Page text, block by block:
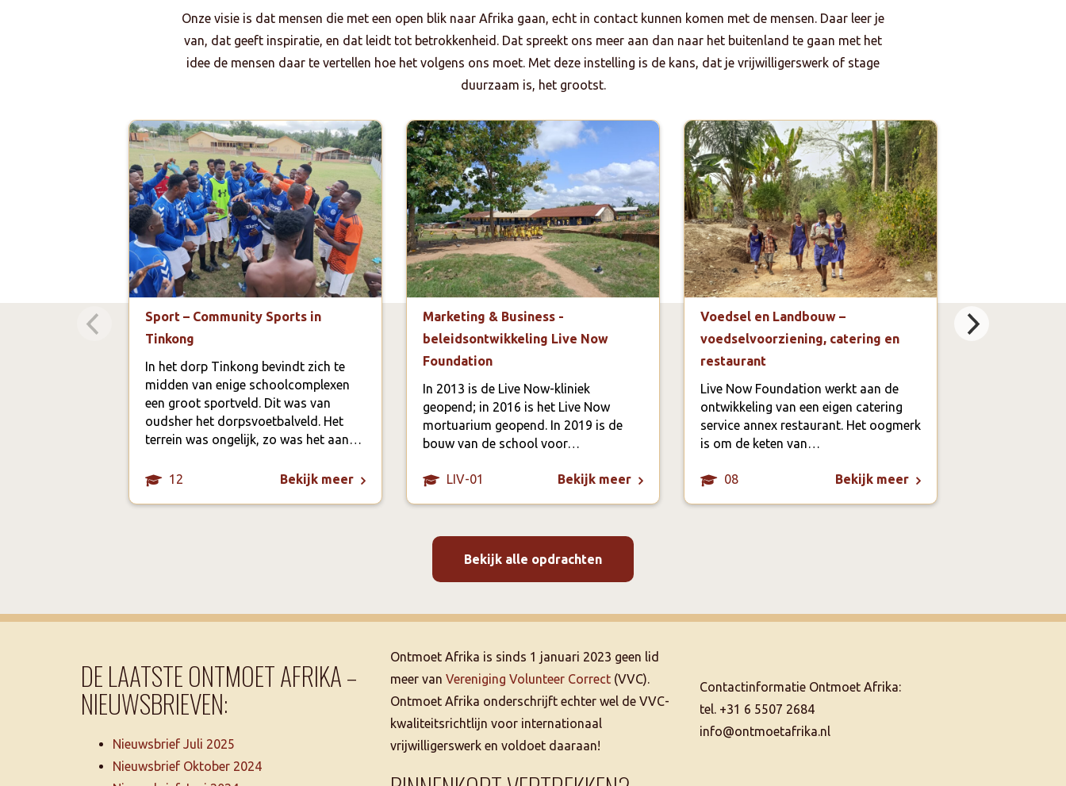
Onze visie is dat mensen die met een open blik naar Afrika gaan, echt in contact kunnen komen met de mensen. Daar leer je
van, dat geeft inspiratie, en dat leidt tot betrokkenheid. Dat spreekt ons meer aan dan naar het buitenland te gaan met het
idee de mensen daar te vertellen hoe het volgens ons moet. Met deze instelling is de kans, dat je vrijwilligerswerk of stage
duurzaam is, het grootst.
Sport – Community Sports in
Tinkong
In het dorp Tinkong bevindt zich te
midden van enige schoolcomplexen
een groot sportveld. Dit was van
oudsher het dorpsvoetbalveld. Het
terrein was ongelijk, zo was het aan…
12 Bekijk meer
Marketing & Business -
beleidsontwikkeling Live Now
Foundation
In 2013 is de Live Now-kliniek
geopend; in 2016 is het Live Now
mortuarium geopend. In 2019 is de
bouw van de school voor…
LIV-01 Bekijk meer
Voedsel en Landbouw –
voedselvoorziening, catering en
restaurant
Live Now Foundation werkt aan de
ontwikkeling van een eigen catering
service annex restaurant. Het oogmerk
is om de keten van…
08 Bekijk meer
Bekijk alle opdrachten
DE LAATSTE ONTMOET AFRIKA –
NIEUWSBRIEVEN:
Nieuwsbrief Juli 2025
Nieuwsbrief Oktober 2024
Ontmoet Afrika is sinds 1 januari 2023 geen lid
meer van Vereniging Volunteer Correct (VVC).
Ontmoet Afrika onderschrijft echter wel de VVC-
kwaliteitsrichtlijn voor internationaal
vrijwilligerswerk en voldoet daaraan!
Contactinformatie Ontmoet Afrika:
tel. +31 6 5507 2684
info@ontmoetafrika.nl